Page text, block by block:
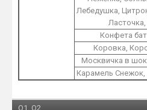
Лебедушка,
Конфета
Коровка,
Москвичка в
Карамель Снежок,
O1, O2